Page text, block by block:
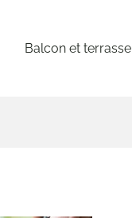
Balcon et terrasse